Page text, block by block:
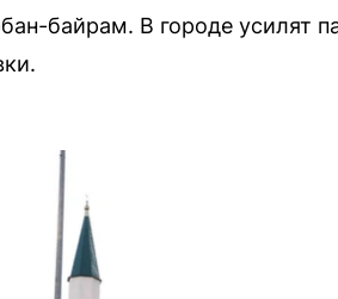
байрам. В городе усилят